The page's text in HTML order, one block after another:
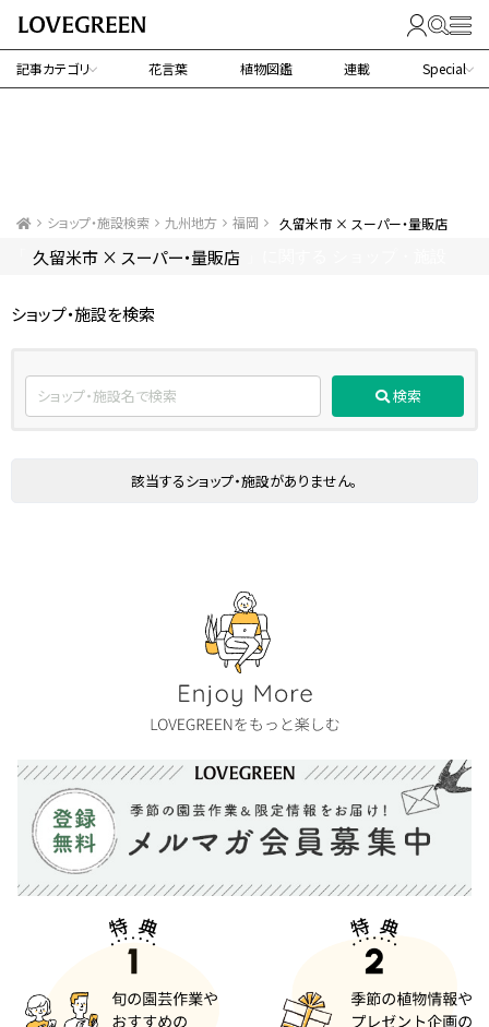
記事カテゴリ 花言葉 植物図鑑 連載 Special
ショップ・施設検索 九州地方 福岡
久留米市 × スーパー・量販店
久留米市 × スーパー・量販店
ショップ・施設を検索
検索
該当するショップ・施設がありません。